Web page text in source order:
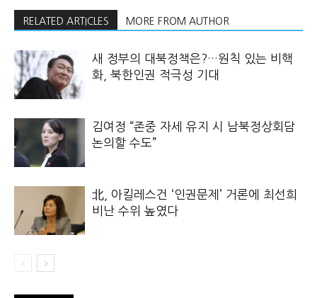
RELATED ARTICLES MORE FROM AUTHOR
새 정부의 대북정책은?…원칙 있는 비핵
화, 북한인권 적극성 기대
김여정 “존중 자세 유지 시 남북정상회담
논의할 수도”
北, 아킬레스건 ‘인권문제’ 거론에 최선희
비난 수위 높였다